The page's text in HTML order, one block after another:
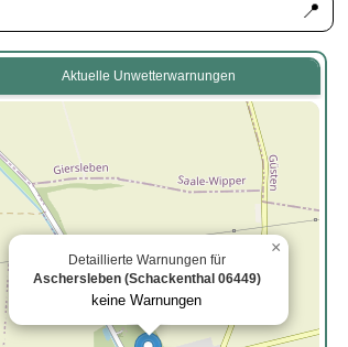
📍
Aktuelle Unwetterwarnungen
Detaillierte Warnungen für
Aschersleben (Schackenthal 06449)
keine Warnungen
×